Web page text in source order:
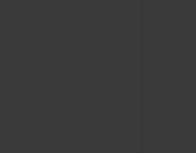
أن أحد المراهقين
النار على مسجد في سان
النفسية قبل يوم واحد